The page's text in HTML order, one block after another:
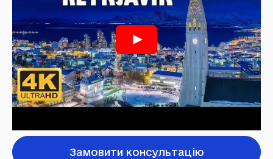
Замовити консультацію